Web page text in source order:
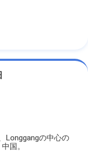
Longgangの中心の
国。